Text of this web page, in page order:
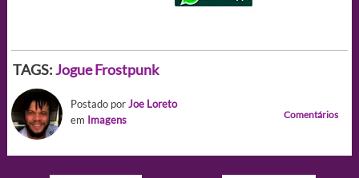
TAGS:Jogue Frostpunk
Postado porJoe Loreto
em Imagens Comentários